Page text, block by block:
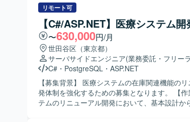
テクチャなどの設計思想を踏まえた構成を検討
通じた品質向上にも主体的に取り組んでいただ
の活用を含め、開発効率の向上に向けた工夫や
だきます。 【求める人物像】 設計思想（DDDやクリーンアーキテク
チャなど）への理解が深く、自ら課題を見つけ
できる能動的な方を求めています。顧客社員と
ら、チーム全体を前向きに牽引できるコミュニ
の方にマッチする環境です。 【ポジションの魅力】 設計からテストコ
ード実装まで幅広い工程に関わることができ
ャや開発手法を実践しながらスキルを高めてい
技術的な提案が歓迎される環境のため、上流か
リモート可
【C#/ASP.NET】医療システム
〜630,000円/月
世田谷区（東京都）
サーバサイドエンジニア(業務委託・フリー
C# ・ PostgreSQL ・ ASP.NET
【募集背景】 医療システムの在庫関連機能の
発体制を強化するための募集となります。 【作業内容】 在庫関連シス
テムのリニューアル開発において、基本設計か